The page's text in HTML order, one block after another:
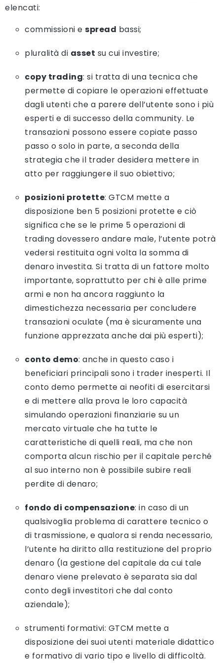
elencati:
commissioni e spread bassi;
pluralità di asset su cui investire;
copy trading: si tratta di una tecnica che
permette di copiare le operazioni effettuate
dagli utenti che a parere dell’utente sono i più
esperti e di successo della community. Le
transazioni possono essere copiate passo
passo o solo in parte, a seconda della
strategia che il trader desidera mettere in
atto per raggiungere il suo obiettivo;
posizioni protette: GTCM mette a
disposizione ben 5 posizioni protette e ciò
significa che se le prime 5 operazioni di
trading dovessero andare male, l’utente potrà
vedersi restituita ogni volta la somma di
denaro investita. Si tratta di un fattore molto
importante, soprattutto per chi è alle prime
armi e non ha ancora raggiunto la
dimestichezza necessaria per concludere
transazioni oculate (ma è sicuramente una
funzione apprezzata anche dai più esperti);
conto demo: anche in questo caso i
beneficiari principali sono i trader inesperti. Il
conto demo permette ai neofiti di esercitarsi
e di mettere alla prova le loro capacità
simulando operazioni finanziarie su un
mercato virtuale che ha tutte le
caratteristiche di quelli reali, ma che non
comporta alcun rischio per il capitale perché
al suo interno non è possibile subire reali
perdite di denaro;
fondo di compensazione: in caso di un
qualsivoglia problema di carattere tecnico o
di trasmissione, e qualora si renda necessario,
l’utente ha diritto alla restituzione del proprio
denaro (la gestione del capitale da cui tale
denaro viene prelevato è separata sia dal
conto degli investitori che dal conto
aziendale);
strumenti formativi: GTCM mette a
disposizione dei suoi utenti materiale didattico
e formativo di vario tipo e livello di difficoltà.